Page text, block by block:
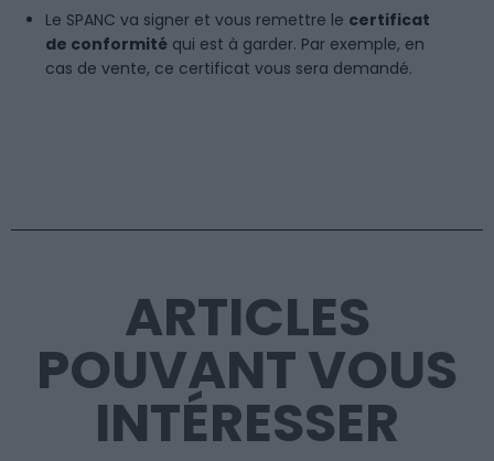
Le SPANC va signer et vous remettre le certificat
de conformité qui est à garder. Par exemple, en
cas de vente, ce certificat vous sera demandé.
ARTICLES
POUVANT VOUS
INTÉRESSER